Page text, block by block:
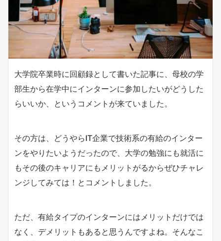
大学院卒業時に回顧録として書いた記事に、母校の学
部生から在学中にインターンに参加したいがどうした
らいいか、というコメントが来ていました。
その方は、どうやらIT企業で技術系の有給のインター
ンをやりたいようだったので、大学の勉強にも就活に
もその後のキャリアにもメリットがるからぜひチャレ
ンジしてみては！とコメントしました。
ただ、有給タイプのインターンにはメリットだけでは
なく、デメリットもあると思うんですよね。そんなこ